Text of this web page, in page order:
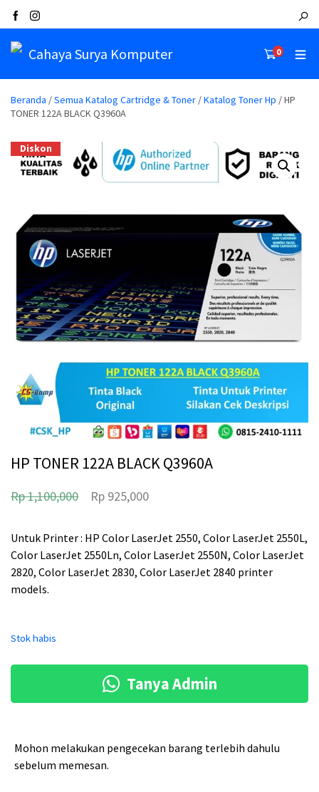
Cahaya Surya Komputer 0
Beranda /Semua Katalog Cartridge & Toner /Katalog Toner Hp / HP
TONER 122A BLACK Q3960A
Diskon
HP TONER 122A BLACK Q3960A
Rp1,100,000
r
g
n
a
a
Rp 925,000H
r
g
t
i
i
Untuk Printer : HP Color LaserJet 2550, Color LaserJet 2550L,
Color LaserJet 2550Ln, Color LaserJet 2550N, Color LaserJet
2820, Color LaserJet 2830, Color LaserJet 2840 printer
models.
Stok habis
Tanya Admin
Mohon melakukan pengecekan barang terlebih dahulu
sebelum memesan.